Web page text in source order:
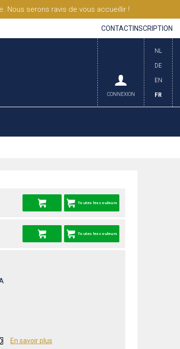
Nous serons ravis de vous accueillir !
CONTACT INSCRIPTION
NL
DE
EN
FR
CONNEXION
Toutes les couleurs
Toutes les couleurs
En savoir plus